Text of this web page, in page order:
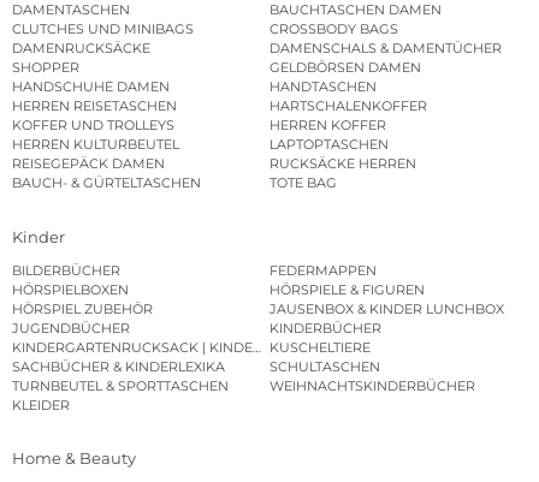
DAMENTASCHEN
BAUCHTASCHEN DAMEN
CLUTCHES UND MINIBAGS
CROSSBODY BAGS
DAMENRUCKSÄCKE
DAMENSCHALS & DAMENTÜCHER
SHOPPER
GELDBÖRSEN DAMEN
HANDSCHUHE DAMEN
HANDTASCHEN
HERREN REISETASCHEN
HARTSCHALENKOFFER
KOFFER UND TROLLEYS
HERREN KOFFER
HERREN KULTURBEUTEL
LAPTOPTASCHEN
REISEGEPÄCK DAMEN
RUCKSÄCKE HERREN
BAUCH- & GÜRTELTASCHEN
TOTE BAG
Kinder
BILDERBÜCHER
FEDERMAPPEN
HÖRSPIELBOXEN
HÖRSPIELE & FIGUREN
HÖRSPIEL ZUBEHÖR
JAUSENBOX & KINDER LUNCHBOX
JUGENDBÜCHER
KINDERBÜCHER
KINDERGARTENRUCKSACK | KINDERGARTENBEUTEL
KUSCHELTIERE
SACHBÜCHER & KINDERLEXIKA
SCHULTASCHEN
TURNBEUTEL & SPORTTASCHEN
WEIHNACHTSKINDERBÜCHER
KLEIDER
Home & Beauty